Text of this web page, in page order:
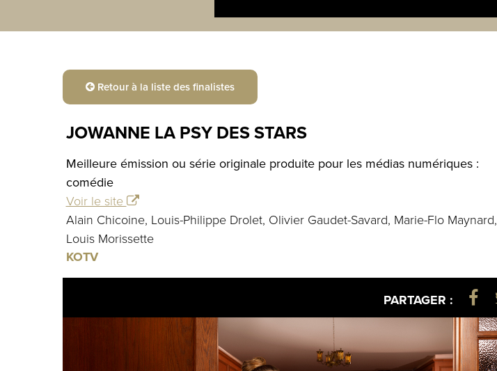
Retour à la liste des finalistes
JOWANNE LA PSY DES STARS
Meilleure émission ou série originale produite pour les médias numériques :
comédie
Voir le site
Alain Chicoine, Louis-Philippe Drolet, Olivier Gaudet-Savard, Marie-Flo Maynard,
Louis Morissette
KOTV
PARTAGER :